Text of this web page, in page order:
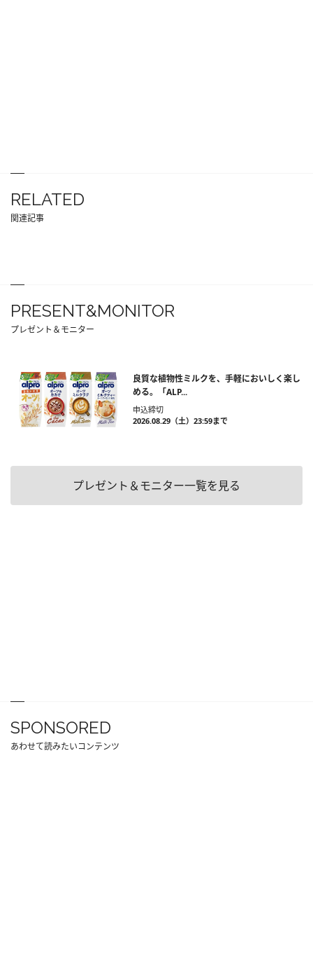
RELATED
関連記事
PRESENT&MONITOR
プレゼント＆モニター
良質な植物性ミルクを、手軽においしく楽し
める。「ALP...
申込締切
2026.08.29（土）23:59まで
プレゼント＆モニター一覧を見る
SPONSORED
あわせて読みたいコンテンツ